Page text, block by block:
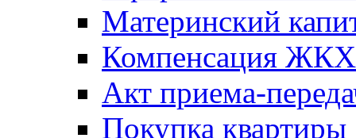
Материнский
Компенсация ЖКХ
Акт приема-
Покупка квартиры